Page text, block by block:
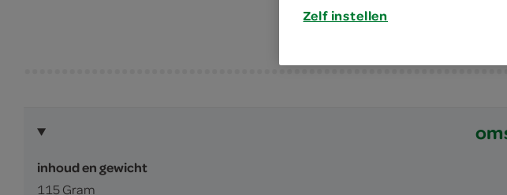
inhoud en gewicht
115 Gram
Zelf instellen